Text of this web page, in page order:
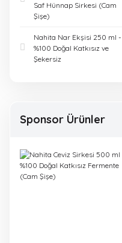
Saf Hünnap Sirkesi (Cam
Şişe)
Nahita Nar Ekşisi 250 ml -
%100 Doğal Katkısız ve
Şekersiz
Sponsor Ürünler